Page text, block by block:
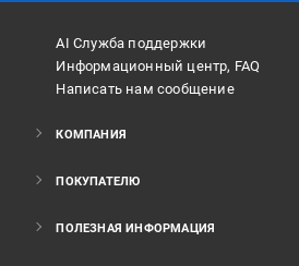
AI Служба поддержки
Информационный центр, FAQ
Написать нам сообщение
КОМПАНИЯ
ПОКУПАТЕЛЮ
ПОЛЕЗНАЯ ИНФОРМАЦИЯ